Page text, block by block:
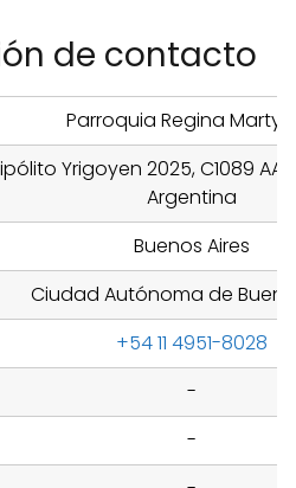
de contacto
Parroquia Regina
Yrigoyen 2025, C1089
Argentina
Buenos Aires
Ciudad Autónoma de
+54 11 4951-8028
-
-